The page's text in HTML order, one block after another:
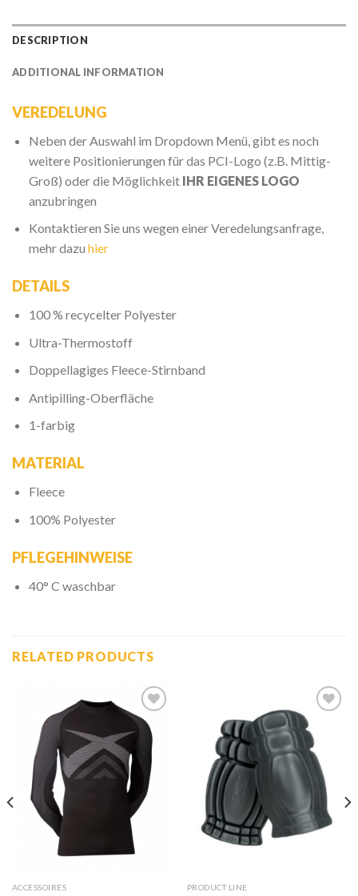
DESCRIPTION
ADDITIONAL INFORMATION
VEREDELUNG
Neben der Auswahl im Dropdown Menü, gibt es noch
weitere Positionierungen für das PCI-Logo (z.B. Mittig-
Groß) oder die Möglichkeit IHR EIGENES LOGO
anzubringen
Kontaktieren Sie uns wegen einer Veredelungsanfrage,
mehr dazu hier
DETAILS
100 % recycelter Polyester
Ultra-Thermostoff
Doppellagiges Fleece-Stirnband
Antipilling-Oberfläche
1-farbig
MATERIAL
Fleece
100% Polyester
PFLEGEHINWEISE
40° C waschbar
RELATED PRODUCTS
Zur
Wishlist
hinzufügen
ACCESSOIRES
Zur
Wishlist
hinzufügen
PRODUCT LINE